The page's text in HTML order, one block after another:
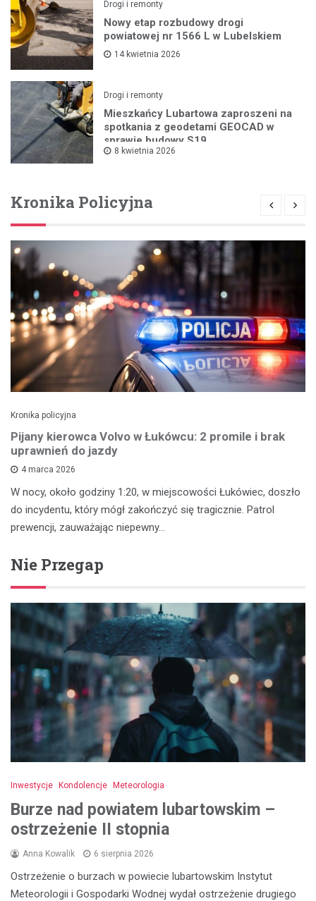
Drogi i remonty
Nowy etap rozbudowy drogi
powiatowej nr 1566 L w Lubelskiem
14 kwietnia 2026
Drogi i remonty
Mieszkańcy Lubartowa zaproszeni na
spotkania z geodetami GEOCAD w
sprawie budowy S19
8 kwietnia 2026
Kronika Policyjna
Kronika policyjna
Pijany kierowca Volvo w Łukówcu: 2 promile i brak
uprawnień do jazdy
4 marca 2026
W nocy, około godziny 1:20, w miejscowości Łukówiec, doszło
do incydentu, który mógł zakończyć się tragicznie. Patrol
prewencji, zauważając niepewny…
Nie Przegap
Inwestycje Kondolencje Meteorologia
Burze nad powiatem lubartowskim –
ostrzeżenie II stopnia
Anna Kowalik 6 sierpnia 2026
Ostrzeżenie o burzach w powiecie lubartowskim Instytut
Meteorologii i Gospodarki Wodnej wydał ostrzeżenie drugiego